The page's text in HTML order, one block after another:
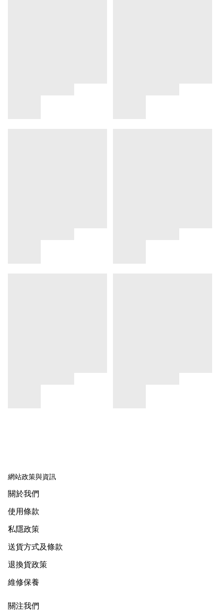
網站政策與資訊
關於我們
使用條款
私隱政策
送貨方式及條款
退換貨政策
維修保養
關注我們